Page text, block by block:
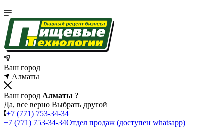
Ваш город
Алматы
Ваш город Алматы ?
Да, все верно Выбрать другой
+7 (771) 753-34-34
+7 (771) 753-34-34Отдел продаж (доступен whatsapp)